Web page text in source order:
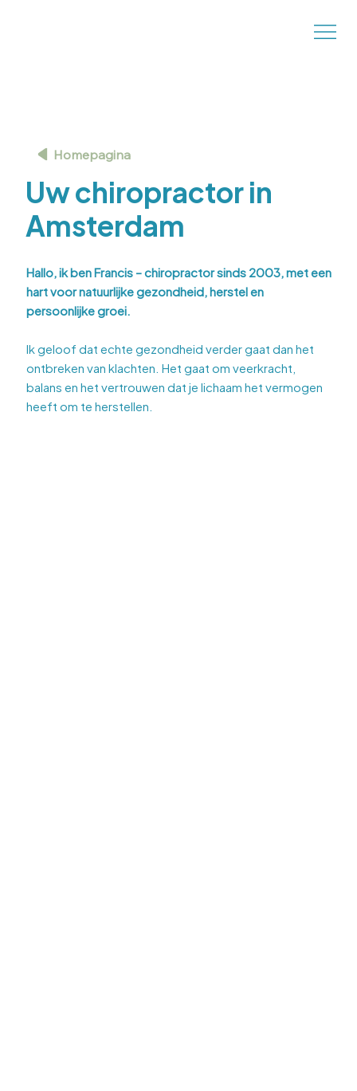
Homepagina
Uw chiropractor in
Amsterdam
Hallo, ik ben Francis – chiropractor sinds 2003, met een
hart voor natuurlijke gezondheid, herstel en
persoonlijke groei.
Ik geloof dat echte gezondheid verder gaat dan het
ontbreken van klachten. Het gaat om veerkracht,
balans en het vertrouwen dat je lichaam het vermogen
heeft om te herstellen.